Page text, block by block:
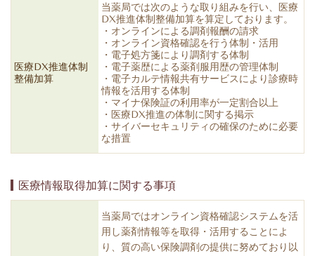
医療DX推進体制
整備加算
当薬局では次のような取り組みを行い、医療
DX推進体制整備加算を算定しております。
・オンラインによる調剤報酬の請求
・オンライン資格確認を行う体制・活用
・電子処方箋により調剤する体制
・電子薬歴による薬剤服用歴の管理体制
・電子カルテ情報共有サービスにより診療時
情報を活用する体制
・マイナ保険証の利用率が一定割合以上
・医療DX推進の体制に関する掲示
・サイバーセキュリティの確保のために必要
な措置
医療情報取得加算に関する事項
当薬局ではオンライン資格確認システムを活
用し薬剤情報等を取得・活用することによ
り、質の高い保険調剤の提供に努めており以